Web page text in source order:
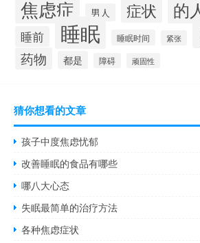
焦虑症 男人 症状 的
睡前 睡眠 睡眠时间 紧张
药物 都是 障碍 顽固性
猜你想看的文章
孩子中度焦虑忧郁
改善睡眠的食品有哪些
哪八大心态
失眠最简单的治疗方法
各种焦虑症状